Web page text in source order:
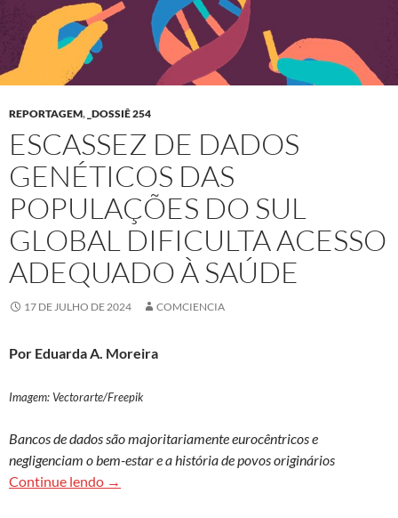
REPORTAGEM, _DOSSIÊ 254
ESCASSEZ DE DADOS
GENÉTICOS DAS
POPULAÇÕES DO SUL
GLOBAL DIFICULTA ACESSO
ADEQUADO À SAÚDE
17 DE JULHO DE 2024 COMCIENCIA
Por Eduarda A. Moreira
Imagem: Vectorarte/Freepik
Bancos de dados são majoritariamente eurocêntricos e
negligenciam o bem-estar e a história de povos originários
Continue lendo Escassez de dados genéticos das populações
→